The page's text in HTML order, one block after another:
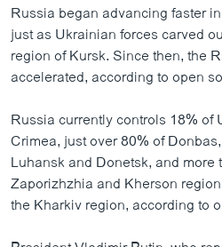
Russia began advancing faster
just as Ukrainian forces carved
region of Kursk. Since then, the
accelerated, according to open
Russia currently controls 18%
Crimea, just over 80% of
Luhansk and Donetsk, and more
Zaporizhzhia and Kherson
the Kharkiv region, according to